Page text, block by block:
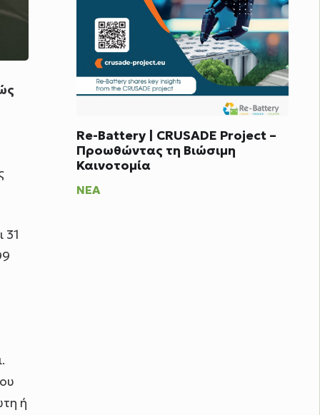
31
ή
Re-Battery | CRUSADE Project –
Προωθώντας τη Βιώσιμη
Καινοτομία
ΝΈΑ